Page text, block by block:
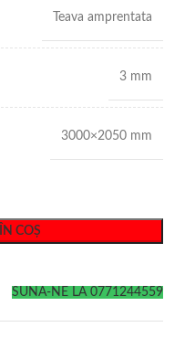
Teava amprentata
3 mm
3000×2050 mm
COȘ
SUNA-NE LA 0771244559